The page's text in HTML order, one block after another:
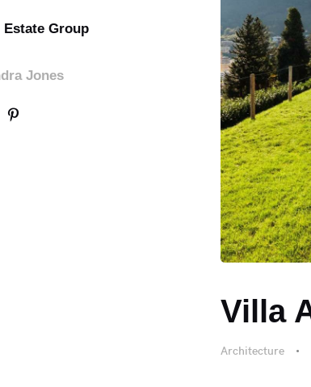
Estate Group
Jones
Villa
Architecture